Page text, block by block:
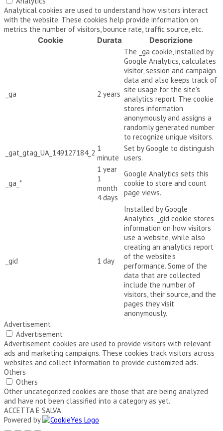
Analytical cookies are used to understand how visitors interact
with the website. These cookies help provide information on
metrics the number of visitors, bounce rate, traffic source, etc.
Cookie
Durata Descrizione
_ga 2 years
The _ga cookie, installed by
Google Analytics, calculates
visitor, session and campaign
data and also keeps track of
site usage for the site's
analytics report. The cookie
stores information
anonymously and assigns a
randomly generated number
to recognize unique visitors.
_gat_gtag_UA_149127184_2 1
minute
Set by Google to distinguish
users.
_ga_*
1 year
1
month
4 days
Google Analytics sets this
cookie to store and count
page views.
_gid 1 day
Installed by Google
Analytics, _gid cookie stores
information on how visitors
use a website, while also
creating an analytics report
of the website's
performance. Some of the
data that are collected
include the number of
visitors, their source, and the
pages they visit
anonymously.
Advertisement
Advertisement
Advertisement cookies are used to provide visitors with relevant
ads and marketing campaigns. These cookies track visitors across
websites and collect information to provide customized ads.
Others
Others
Other uncategorized cookies are those that are being analyzed
and have not been classified into a category as yet.
ACCETTA E SALVA
Powered by